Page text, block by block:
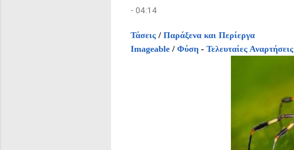
- 04:14
Τάσεις / Παράξενα και Περίεργα
Imageable / Φύση - Τελευταίες Αναρτήσεις